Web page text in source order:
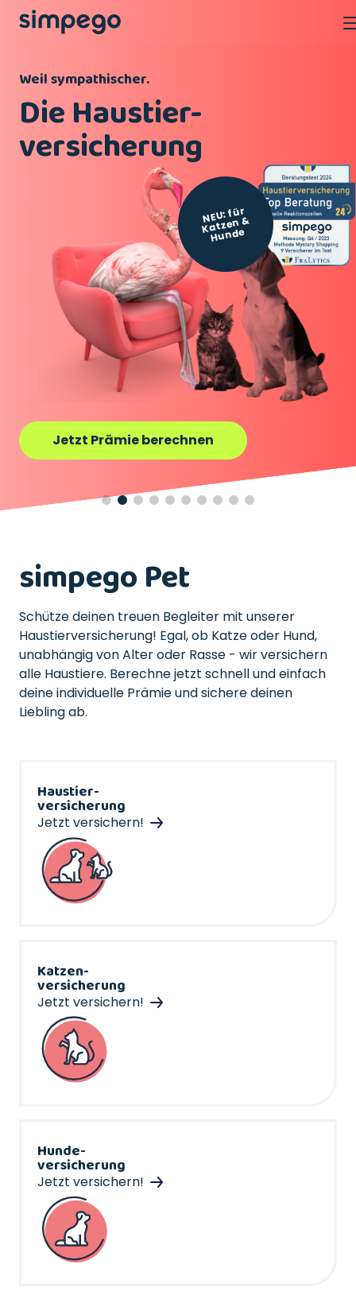
Weil sympathischer.
Die Haustier-
versicherung
NEU: für
Katzen
&
Hunde
Jetzt Prämie berechnen
simpego Pet
Schütze deinen treuen Begleiter mit unserer
Haustierversicherung! Egal, ob Katze oder Hund,
unabhängig von Alter oder Rasse - wir versichern
alle Haustiere. Berechne jetzt schnell und einfach
deine individuelle Prämie und sichere deinen
Liebling ab.
Haustier-
versicherung
Jetzt versichern!
Katzen-
versicherung
Jetzt versichern!
Hunde-
versicherung
Jetzt versichern!